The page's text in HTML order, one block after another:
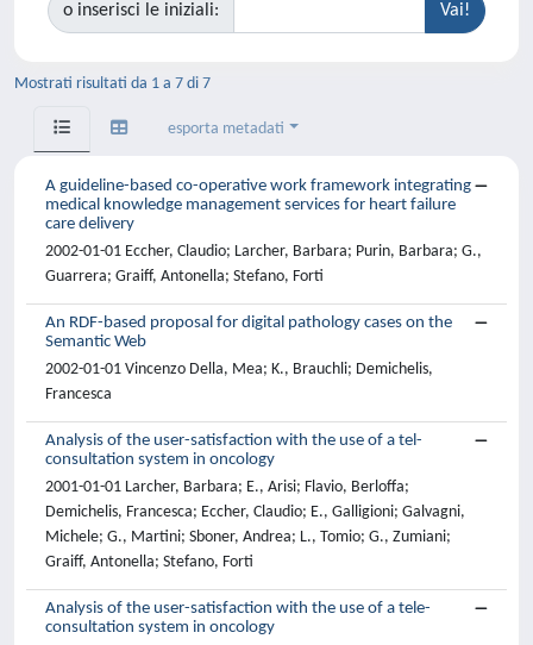
o inserisci le iniziali:
Mostrati risultati da 1 a 7 di 7
esporta metadati
A guideline-based co-operative work framework integrating
medical knowledge management services for heart failure
care delivery
2002-01-01 Eccher, Claudio; Larcher, Barbara; Purin, Barbara; G.,
Guarrera; Graiff, Antonella; Stefano, Forti
An RDF-based proposal for digital pathology cases on the
Semantic Web
2002-01-01 Vincenzo Della, Mea; K., Brauchli; Demichelis,
Francesca
Analysis of the user-satisfaction with the use of a tel-
consultation system in oncology
2001-01-01 Larcher, Barbara; E., Arisi; Flavio, Berloffa;
Demichelis, Francesca; Eccher, Claudio; E., Galligioni; Galvagni,
Michele; G., Martini; Sboner, Andrea; L., Tomio; G., Zumiani;
Graiff, Antonella; Stefano, Forti
Analysis of the user-satisfaction with the use of a tele-
consultation system in oncology